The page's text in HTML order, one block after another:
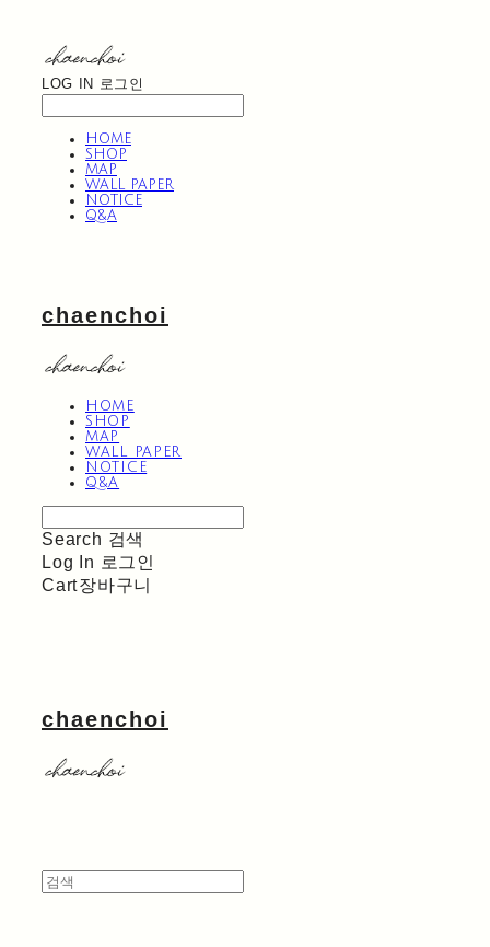
LOG IN 로그인
HOME
SHOP
MAP
WALL PAPER
NOTICE
Q&A
chaenchoi
HOME
SHOP
MAP
WALL PAPER
NOTICE
Q&A
Search 검색
Log In 로그인
Cart장바구니
chaenchoi